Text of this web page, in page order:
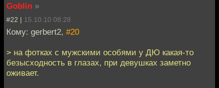
Goblin »
#22 | 15.10.10 08:28
Кому: gerbert2, #20
> на фотках с мужскими особями у ДЮ какая-то
безысходность в глазах, при девушках заметно
оживает.